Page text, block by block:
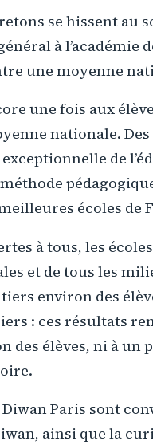
se hissent au
à l’académie
une moyenne
une fois aux
nationale.
de
écoles de
à tous, les
et de tous les
environ des
: ces résultats
des élèves, ni à un
Paris sont
ainsi que la